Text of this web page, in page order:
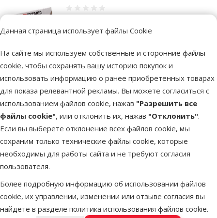
Данная страница использует файлы Cookie
На сайте мы используем собственные и сторонние файлы
cookie, чтобы сохранять вашу историю покупок и
использовать информацию о ранее приобретенных товарах
для показа релевантной рекламы. Вы можете согласиться с
использованием файлов cookie, нажав "Разрешить все
файлы cookie", или отклонить их, нажав "Отклонить".
Если вы выберете отклонение всех файлов cookie, мы
сохраним только технические файлы cookie, которые
необходимы для работы сайта и не требуют согласия
пользователя.
Более подробную информацию об использовании файлов
cookie, их управлении, изменении или отзыве согласия вы
найдете в разделе политика использования файлов cookie.
Chicken with beef, 115 г
Оценка 0%
Цена
1,49 €
марка
В наличии В
Другие подобные продукты
В начало страницы
superzoo.product.detail.content
Консервы для котят - Schmusy Nature`Menu Junior